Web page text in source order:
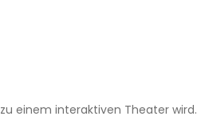
einem interaktiven Theater wird.